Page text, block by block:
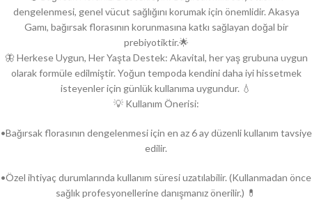
dengelenmesi, genel vücut sağlığını korumak için önemlidir. Akasya
Gamı, bağırsak florasının korunmasına katkı sağlayan doğal bir
prebiyotiktir.🌟
🦋 Herkese Uygun, Her Yaşta Destek: Akavital, her yaş grubuna uygun
olarak formüle edilmiştir. Yoğun tempoda kendini daha iyi hissetmek
isteyenler için günlük kullanıma uygundur. 💧
💡 Kullanım Önerisi:
•Bağırsak florasının dengelenmesi için en az 6 ay düzenli kullanım tavsiye
edilir.
•Özel ihtiyaç durumlarında kullanım süresi uzatılabilir. (Kullanmadan önce
sağlık profesyonellerine danışmanız önerilir.) 💊